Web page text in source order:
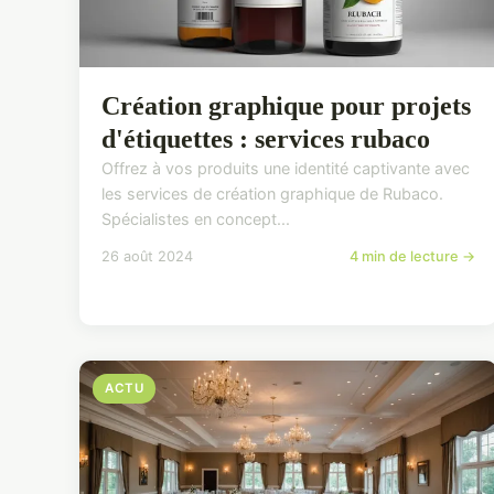
Création graphique pour projets
d'étiquettes : services rubaco
Offrez à vos produits une identité captivante avec
les services de création graphique de Rubaco.
Spécialistes en concept...
26 août 2024 4 min de lecture →
ACTU